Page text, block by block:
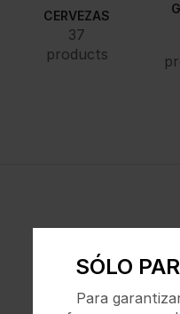
SÓLO
Para
CERVEZAS
37
products